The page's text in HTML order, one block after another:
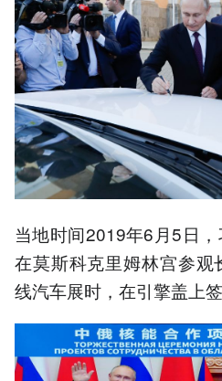
当地时间2019年6月5日
在莫斯科克里姆林宫参
线汽车展时，在引擎盖上